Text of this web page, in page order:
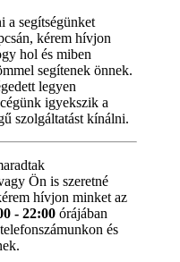
a segítségünket
kérem hívjon
hol és miben
segítenek önnek.
legyen
igyekszik a
szolgáltatást kínálni.
Ön is szeretné
hívjon minket az
- 22:00 órájában
telefonszámunkon és